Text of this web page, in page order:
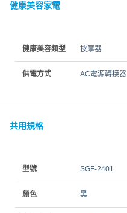
健康美容家電
健康美容類型 按摩器
供電方式 AC電源轉接器
共用規格
型號 SGF-2401
顏色 黑